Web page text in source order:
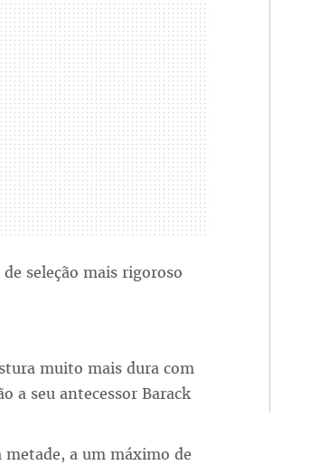
seleção mais rigoroso
muito mais dura com
a seu antecessor Barack
metade, a um máximo de